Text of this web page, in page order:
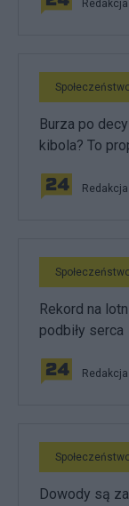
Redakcja
Burza po
kibola? To
Redakcja
Rekord na
podbiły serca
Redakcja
Dowody są